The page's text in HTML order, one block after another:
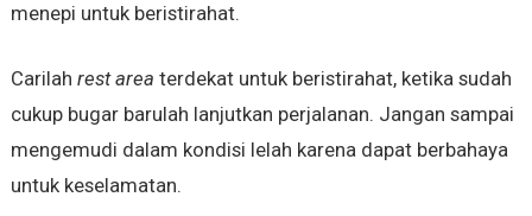
menepi untuk beristirahat.
Carilah rest area terdekat untuk beristirahat, ketika sudah
cukup bugar barulah lanjutkan perjalanan. Jangan sampai
mengemudi dalam kondisi lelah karena dapat berbahaya
untuk keselamatan.